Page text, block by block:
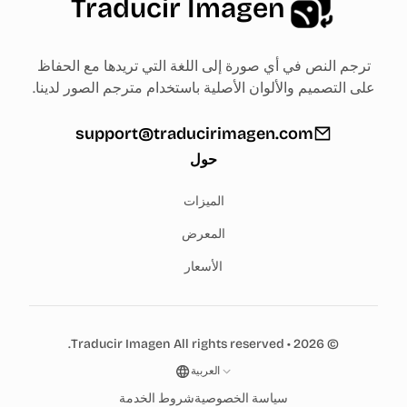
Traducir Imagen
ترجم النص في أي صورة إلى اللغة التي تريدها مع الحفاظ
على التصميم والألوان الأصلية باستخدام مترجم الصور لدينا.
support@traducirimagen.com
حول
الميزات
المعرض
الأسعار
©
2026
•
Traducir Imagen All rights reserved.
العربية
سياسة الخصوصيةشروط الخدمة